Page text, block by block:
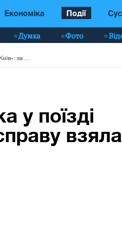
Економіка Події
Думка Фото
у поїзді